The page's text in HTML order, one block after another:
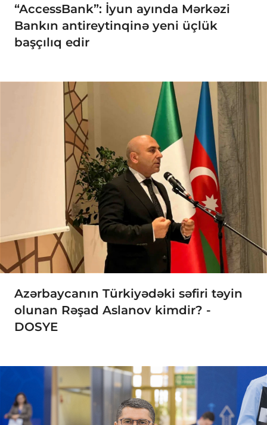
“AccessBank”: İyun ayında Mərkəzi
Bankın antireytinqinə yeni üçlük
başçılıq edir
Azərbaycanın Türkiyədəki səfiri təyin
olunan Rəşad Aslanov kimdir? -
DOSYE